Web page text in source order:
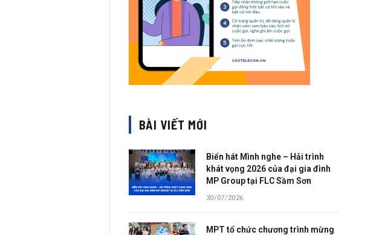
BÀI VIẾT MỚI
Biển hát Mình nghe – Hải trình
khát vọng 2026 của đại gia đình
MP Group tại FLC Sầm Sơn
30/07/2026
MPT tổ chức chương trình mừng